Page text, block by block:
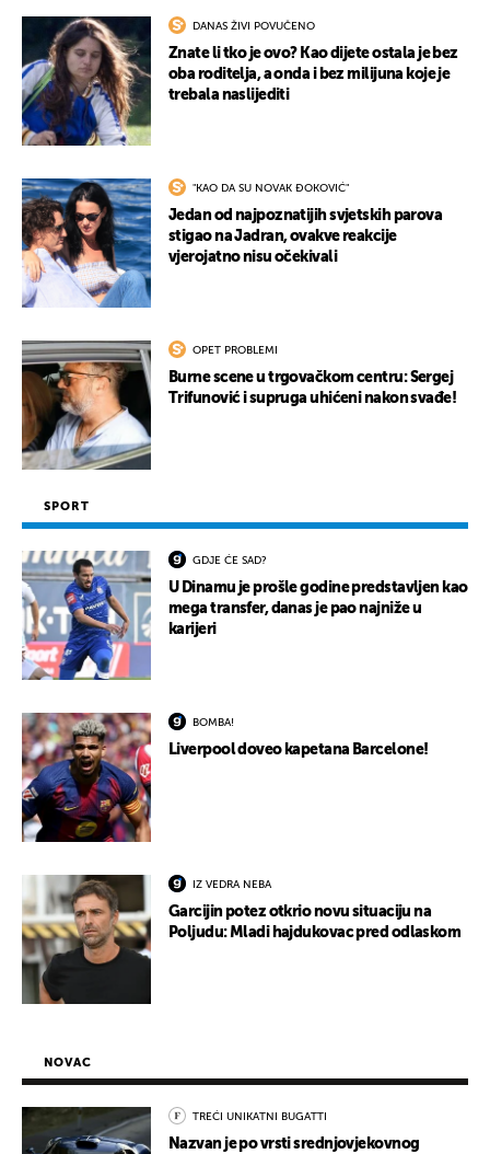
DANAS ŽIVI POVUČENO
Znate li tko je ovo? Kao dijete ostala je bez
oba roditelja, a onda i bez milijuna koje je
trebala naslijediti
"KAO DA SU NOVAK ĐOKOVIĆ"
Jedan od najpoznatijih svjetskih parova
stigao na Jadran, ovakve reakcije
vjerojatno nisu očekivali
OPET PROBLEMI
Burne scene u trgovačkom centru: Sergej
Trifunović i supruga uhićeni nakon svađe!
SPORT
GDJE ĆE SAD?
U Dinamu je prošle godine predstavljen kao
mega transfer, danas je pao najniže u
karijeri
BOMBA!
Liverpool doveo kapetana Barcelone!
IZ VEDRA NEBA
Garcijin potez otkrio novu situaciju na
Poljudu: Mladi hajdukovac pred odlaskom
NOVAC
TREĆI UNIKATNI BUGATTI
Nazvan je po vrsti srednjovjekovnog